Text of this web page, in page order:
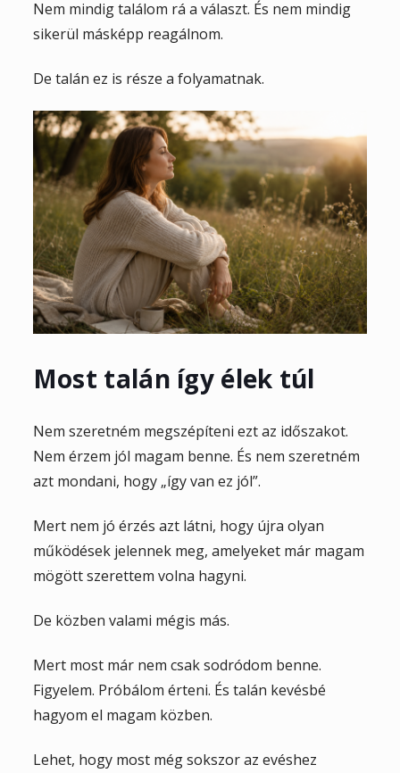
Nem mindig találom rá a választ. És nem mindig
sikerül másképp reagálnom.
De talán ez is része a folyamatnak.
Most talán így élek túl
Nem szeretném megszépíteni ezt az időszakot.
Nem érzem jól magam benne. És nem szeretném
azt mondani, hogy „így van ez jól”.
Mert nem jó érzés azt látni, hogy újra olyan
működések jelennek meg, amelyeket már magam
mögött szerettem volna hagyni.
De közben valami mégis más.
Mert most már nem csak sodródom benne.
Figyelem. Próbálom érteni. És talán kevésbé
hagyom el magam közben.
Lehet, hogy most még sokszor az evéshez